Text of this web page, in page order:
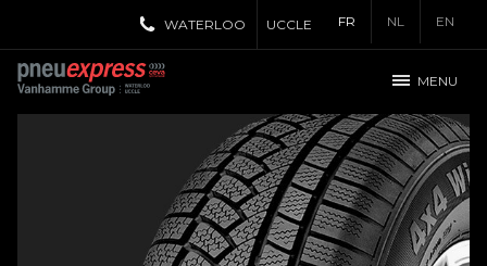
FR NL EN
WATERLOO UCCLE
MENU